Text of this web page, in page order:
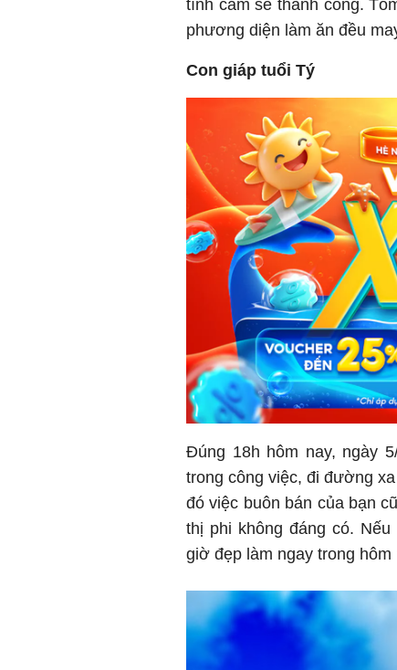
tình cảm sẽ thành công.
phương diện làm ăn đều
Con giáp tuổi Tý
Đúng 18h hôm nay, ngày
trong công việc, đi đường
đó việc buôn bán của bạn
thị phi không đáng có.
giờ đẹp làm ngay trong hôm